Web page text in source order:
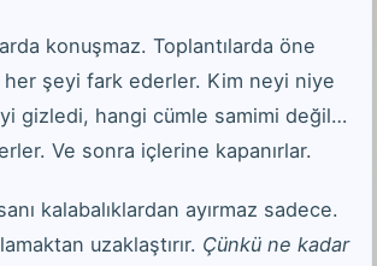
konuşmaz. Toplantılarda öne
her şeyi fark ederler. Kim neyi niye
gizledi, hangi cümle samimi değil…
Ve sonra içlerine kapanırlar.
kalabalıklardan ayırmaz sadece.
uzaklaştırır. Çünkü ne kadar